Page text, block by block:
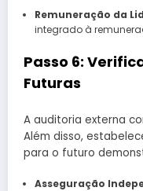
Remuneração da
integrado à
Passo 6:
Futuras
A auditoria externa
Além disso,
para o futuro
Asseguração